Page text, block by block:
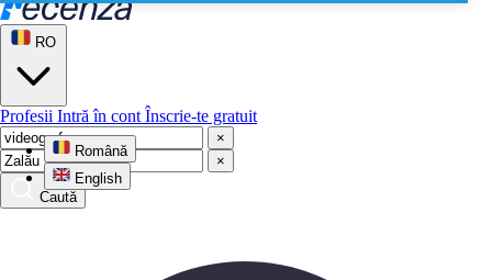
RO
Română
English
Profesii Intră în cont Înscrie-te gratuit
×
×
Caută